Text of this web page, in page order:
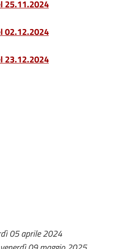
25.11.2024
02.12.2024
23.12.2024
05 aprile 2024